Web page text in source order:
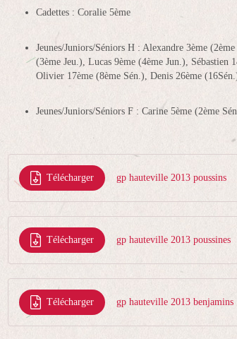
Cadettes : Coralie 5ème
Jeunes/Juniors/Séniors H : Alexandre 3ème
(3ème Jeu.), Lucas 9ème (4ème Jun.), Sébastien
Olivier 17ème (8ème Sén.), Denis 26ème
Jeunes/Juniors/Séniors F : Carine 5ème (2ème
Télécharger gp hauteville 2013 poussins
Télécharger gp hauteville 2013 poussines
Télécharger gp hauteville 2013 benjamins